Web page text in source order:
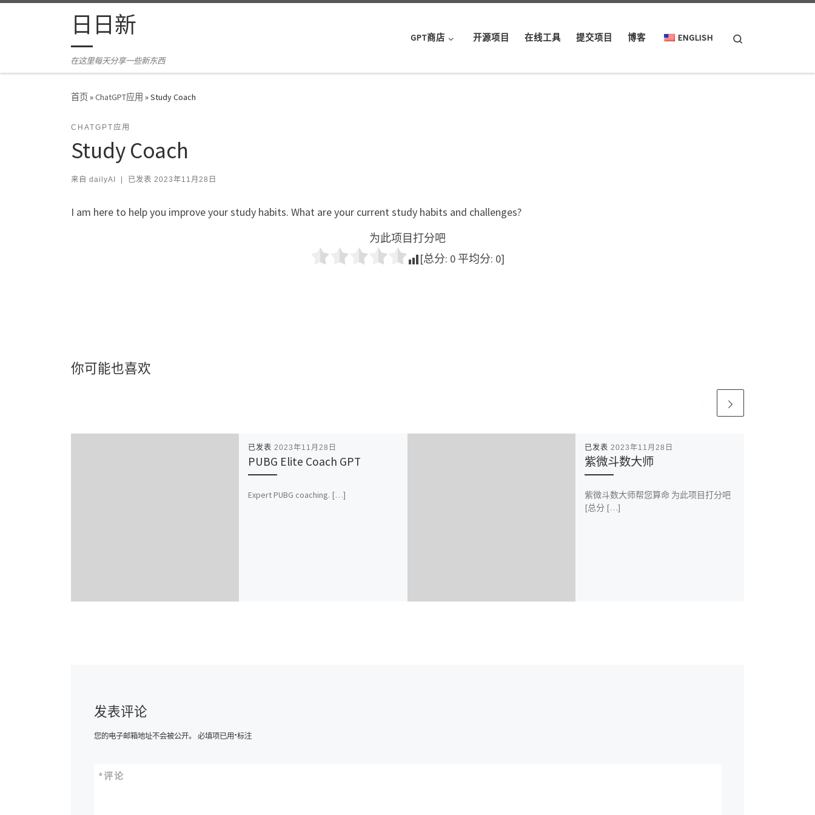
Skip to content日日新
在这里每天分享一些新东西
GPT商店 开源项目 在线工具 提交项目 博客 ENGLISH
首页»ChatGPT应用 »Study Coach
CHATGPT应用
Study Coach
来自 dailyAI 已发表 2023年11月28日
I am here to help you improve your study habits. What are your current study habits and challenges?
为此项目打分吧
[总分: 0 平均分: 0]
你可能也喜欢
已发表 2023年11月28日
PUBG Elite Coach GPT
Expert PUBG coaching. […]
已发表 2023年11月28日
紫微斗数大师
紫微斗数大师帮您算命 为此项目打分吧
[总分 […]
发表评论
您的电子邮箱地址不会被公开。 必填项已用*标注
评论
*